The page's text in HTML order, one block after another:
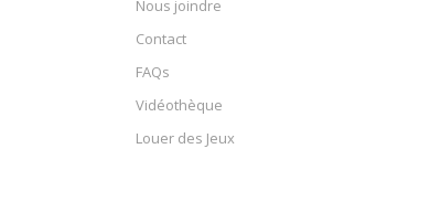
Nous joindre
Contact
FAQs
Vidéothèque
Louer des Jeux